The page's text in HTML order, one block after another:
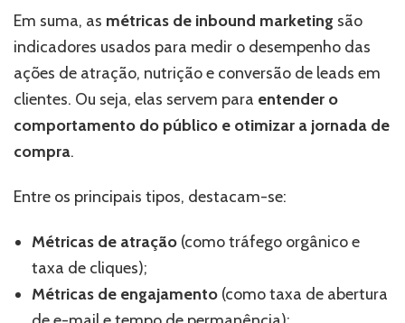
Em suma, as métricas de inbound marketing são
indicadores usados para medir o desempenho das
ações de atração, nutrição e conversão de leads em
clientes. Ou seja, elas servem para entender o
comportamento do público e otimizar a jornada de
compra.
Entre os principais tipos, destacam-se:
Métricas de atração (como tráfego orgânico e
taxa de cliques);
Métricas de engajamento (como taxa de abertura